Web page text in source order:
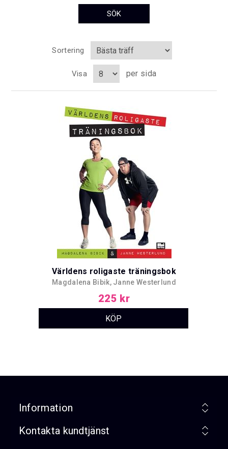
Sortering
Visa per sida
Världens roligaste träningsbok
Magdalena Bibik, Janne Westerlund
225 kr
Information
Kontakta kundtjänst